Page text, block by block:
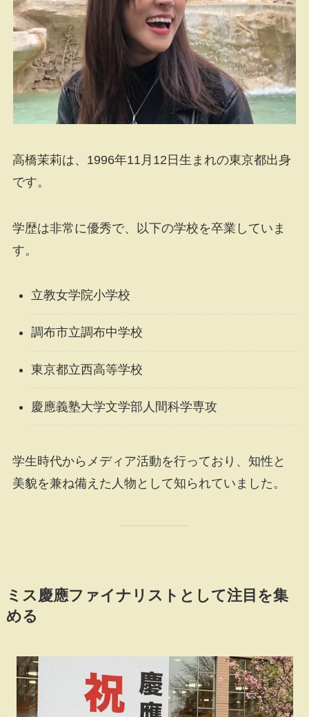
高橋茉莉は、1996年11月12日生まれの東京都出身
です。
学歴は非常に優秀で、以下の学校を卒業していま
す。
立教女学院小学校
調布市立調布中学校
東京都立西高等学校
慶應義塾大学文学部人間科学専攻
学生時代からメディア活動を行っており、知性と
美貌を兼ね備えた人物として知られていました。
ミス慶應ファイナリストとして注目を集
める